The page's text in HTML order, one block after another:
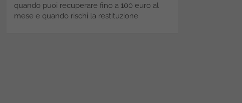
quando puoi recuperare fino a 100 euro al
mese e quando rischi la restituzione